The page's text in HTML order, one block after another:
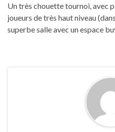
Un très chouette tournoi, avec
joueurs de très haut niveau
superbe salle avec un espace